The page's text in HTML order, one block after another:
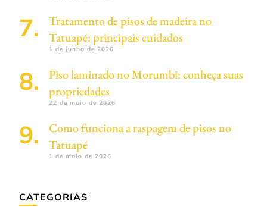
Tratamento de pisos de madeira no
Tatuapé: principais cuidados
1 de junho de 2026
Piso laminado no Morumbi: conheça suas
propriedades
22 de maio de 2026
Como funciona a raspagem de pisos no
Tatuapé
1 de maio de 2026
CATEGORIAS